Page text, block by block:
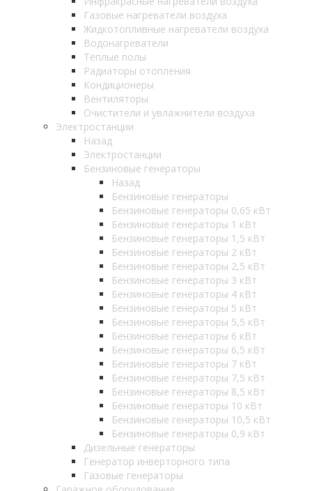
Газовые нагреватели воздуха
Жидкотопливные нагреватели воздуха
Водонагреватели
Тёплые полы
Радиаторы отопления
Кондиционеры
Вентиляторы
Очистители и увлажнители воздуха
Электростанции
Назад
Электростанции
Бензиновые генераторы
Назад
Бензиновые генераторы
Бензиновые генераторы 0,65 кВт
Бензиновые генераторы 1 кВт
Бензиновые генераторы 1,5 кВт
Бензиновые генераторы 2 кВт
Бензиновые генераторы 2,5 кВт
Бензиновые генераторы 3 кВт
Бензиновые генераторы 4 кВт
Бензиновые генераторы 5 кВт
Бензиновые генераторы 5,5 кВт
Бензиновые генераторы 6 кВт
Бензиновые генераторы 6,5 кВт
Бензиновые генераторы 7 кВт
Бензиновые генераторы 7,5 кВт
Бензиновые генераторы 8,5 кВт
Бензиновые генераторы 10 кВт
Бензиновые генераторы 10,5 кВт
Бензиновые генераторы 0,9 кВт
Дизельные генераторы
Генератор инверторного типа
Газовые генераторы